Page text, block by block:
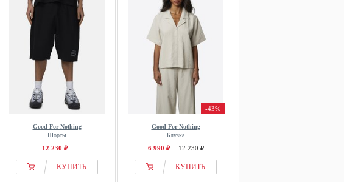
Good For Nothing
Шорты
12 230 ₽
КУПИТЬ
-43%
Good For Nothing
Блузка
6 990 ₽ 12 230 ₽
КУПИТЬ